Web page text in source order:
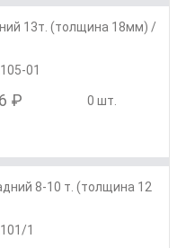
13т. (толщина 18мм) /
01
₽ 0 шт.
8-10 т. (толщина 12
1